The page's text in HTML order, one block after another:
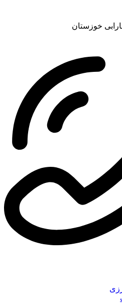
خوزستان